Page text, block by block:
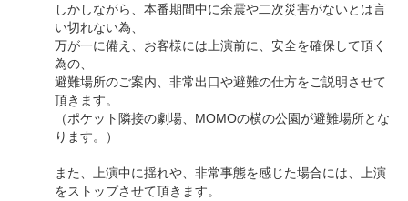
しかしながら、本番期間中に余震や二次災害がないとは言
い切れない為、
万が一に備え、お客様には上演前に、安全を確保して頂く
為の、
避難場所のご案内、非常出口や避難の仕方をご説明させて
頂きます。
（ポケット隣接の劇場、MOMOの横の公園が避難場所とな
ります。）
また、上演中に揺れや、非常事態を感じた場合には、上演
をストップさせて頂きます。